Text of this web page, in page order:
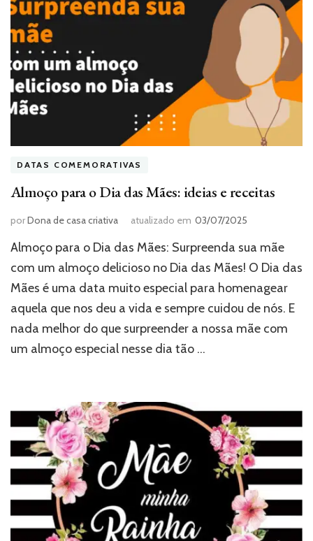
DATAS COMEMORATIVAS
Almoço para o Dia das Mães: ideias e receitas
porDona de casa criativa atualizado em 03/07/2025
Almoço para o Dia das Mães: Surpreenda sua mãe
com um almoço delicioso no Dia das Mães! O Dia das
Mães é uma data muito especial para homenagear
aquela que nos deu a vida e sempre cuidou de nós. E
nada melhor do que surpreender a nossa mãe com
um almoço especial nesse dia tão …